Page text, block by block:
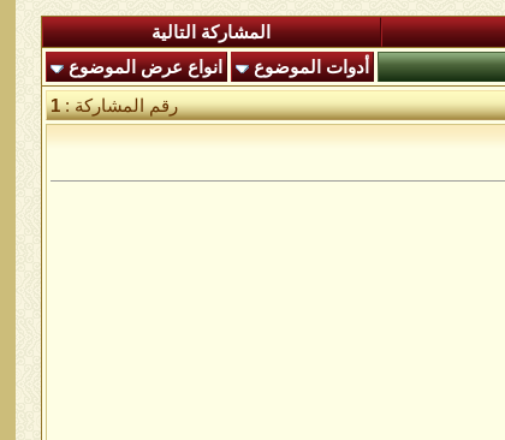
المشاركة التالية
أدوات الموضوع
انواع عرض الموضوع
رقم المشاركة :1